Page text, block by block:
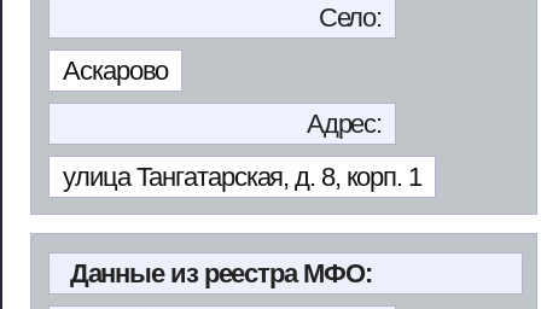
Село:
Аскарово
Адрес:
улица Тангатарская, д. 8, корп. 1
Данные из реестра МФО: